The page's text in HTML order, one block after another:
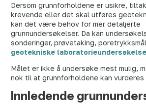
Dersom grunnforholdene er usikre,
krevende eller det skal utføres
kan det være behov for mer detaljerte
grunnundersøkelser. Da kan
sonderinger, prøvetaking,
geotekniske
Målet er ikke å undersøke mest mulig,
nok til at grunnforholdene kan
Innledende